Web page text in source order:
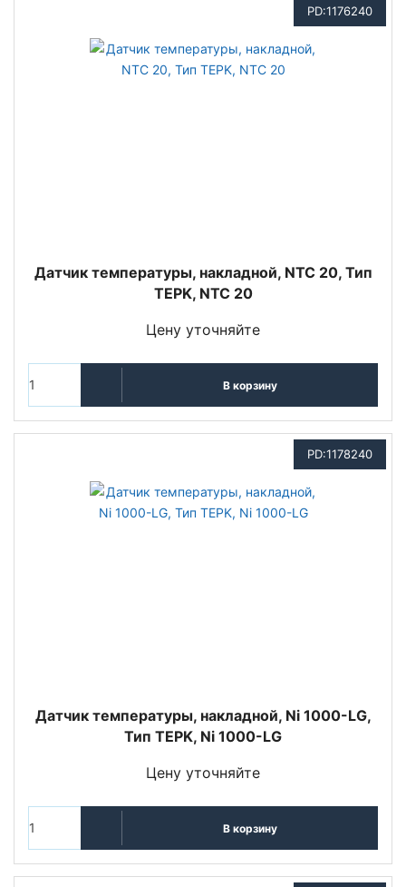
PD:1176240
Датчик температуры, накладной, NTC 20, Тип
TEPK, NTC 20
Цену уточняйте
В корзину
PD:1178240
Датчик температуры, накладной, Ni 1000-LG,
Тип TEPK, Ni 1000-LG
Цену уточняйте
В корзину